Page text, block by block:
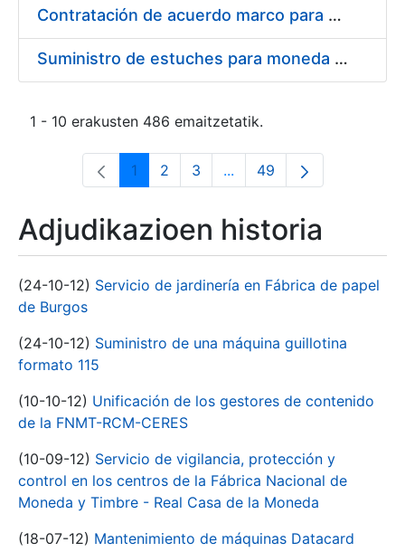
Contratación de acuerdo marco para el Suministro de Material de Electricidad para la Fábrica Nacional de Moneda y Timbre-Real Casa de la Moneda en su centro de trabajo de Burgos
Suministro de estuches para moneda de 30 €
1 - 10 erakusten 486 emaitzetatik.
Orrialdea
1 Orrialdea
2 Orrialdea
3 ...Intermediate Pages Use
Orrialdea
49
Adjudikazioen historia
(24-10-12) Servicio de jardinería en Fábrica de papel
de Burgos
(24-10-12) Suministro de una máquina guillotina
formato 115
(10-10-12) Unificación de los gestores de contenido
de la FNMT-RCM-CERES
(10-09-12) Servicio de vigilancia, protección y
control en los centros de la Fábrica Nacional de
Moneda y Timbre - Real Casa de la Moneda
(18-07-12) Mantenimiento de máquinas Datacard